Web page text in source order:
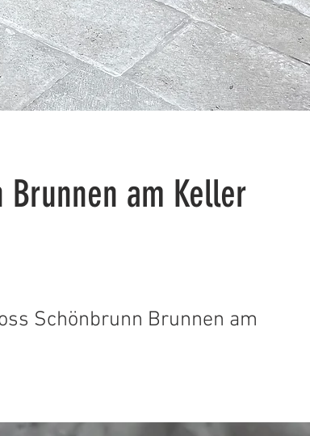
Brunnen am Keller
Schönbrunn Brunnen am